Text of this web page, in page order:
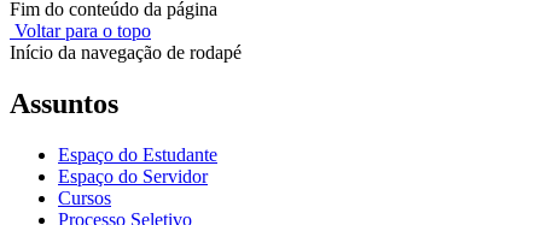
Fim do conteúdo da página
Voltar para o topo
Início da navegação de rodapé
Assuntos
Espaço do Estudante
Espaço do Servidor
Cursos
Processo Seletivo